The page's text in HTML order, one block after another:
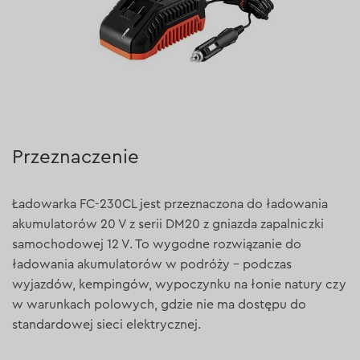
Przeznaczenie
Ładowarka FC-230CL jest przeznaczona do ładowania
akumulatorów 20 V z serii DM20 z gniazda zapalniczki
samochodowej 12 V. To wygodne rozwiązanie do
ładowania akumulatorów w podróży – podczas
wyjazdów, kempingów, wypoczynku na łonie natury czy
w warunkach polowych, gdzie nie ma dostępu do
standardowej sieci elektrycznej.